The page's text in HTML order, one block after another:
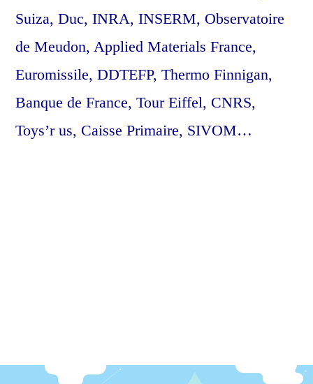
Suiza, Duc, INRA, INSERM, Observatoire
de Meudon, Applied Materials France,
Euromissile, DDTEFP, Thermo Finnigan,
Banque de France, Tour Eiffel, CNRS,
Toys’r us, Caisse Primaire, SIVOM…